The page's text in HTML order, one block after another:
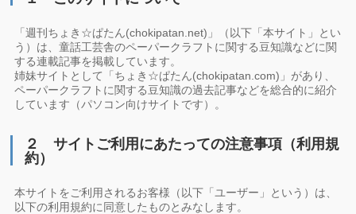
「週刊ちょき☆ぱたん(chokipatan.net)」（以下「本サイト」とい
う）は、童話工芸舎のペーパークラフトに関する豆知識などに関
する連載記事を掲載しています。
姉妹サイトとして「ちょき☆ぱたん(chokipatan.com)」があり、
ペーパークラフトに関する豆知識の過去記事などを総合的に紹介
しています（パソコン向けサイトです）。
２ サイトご利用にあたっての注意事項（利用規
約）
本サイトをご利用されるお客様（以下「ユーザー」という）は、
以下の利用規約に同意したものとみなします。